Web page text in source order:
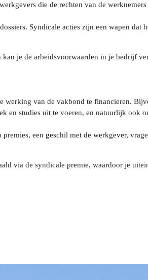
die de rechten van de
Syndicale acties zijn een wapen
je de arbeidsvoorwaarden in je bedrijf
van de vakbond te financieren.
en studies uit te voeren, en natuurlijk ook
een geschil met de werkgever,
via de syndicale premie, waardoor je